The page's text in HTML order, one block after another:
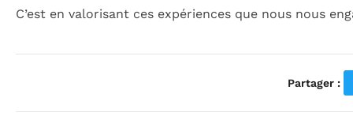
C’est en valorisant ces expériences que nous nous
Partager :